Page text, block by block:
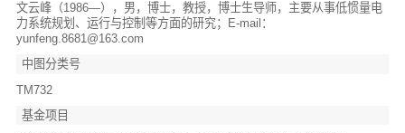
文云峰（1986—），男，博士，教授，博士生导师，主要从事低惯量电
力系统规划、运行与控制等方面的研究；E-mail：
yunfeng.8681@163.com
中图分类号
TM732
基金项目